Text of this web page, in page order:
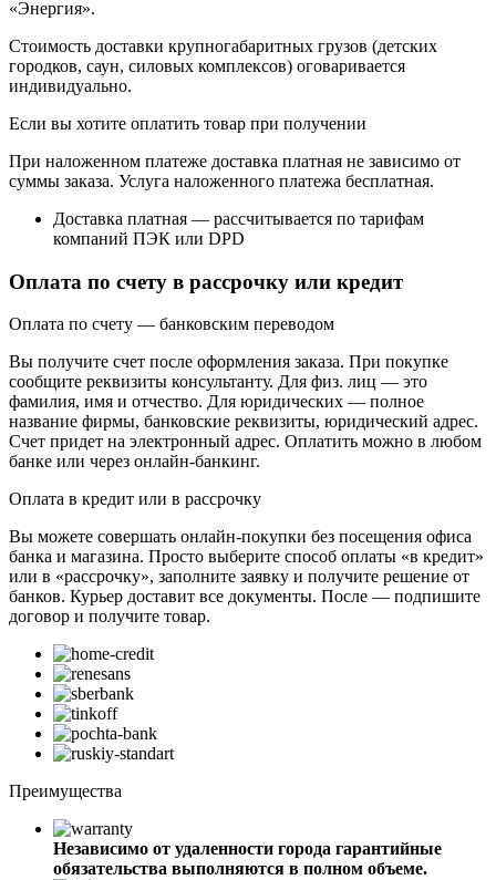
«Энергия».
Стоимость доставки крупногабаритных грузов (детских
городков, саун, силовых комплексов) оговаривается
индивидуально.
Если вы хотите оплатить товар при получении
При наложенном платеже доставка платная не зависимо от
суммы заказа. Услуга наложенного платежа бесплатная.
Доставка платная — рассчитывается по тарифам
компаний ПЭК или DPD
Оплата по счету в рассрочку или кредит
Оплата по счету — банковским переводом
Вы получите счет после оформления заказа. При покупке
сообщите реквизиты консультанту. Для физ. лиц — это
фамилия, имя и отчество. Для юридических — полное
название фирмы, банковские реквизиты, юридический адрес.
Счет придет на электронный адрес. Оплатить можно в любом
банке или через онлайн-банкинг.
Оплата в кредит или в рассрочку
Вы можете совершать онлайн-покупки без посещения офиса
банка и магазина. Просто выберите способ оплаты «в кредит»
или в «рассрочку», заполните заявку и получите решение от
банков. Курьер доставит все документы. После — подпишите
договор и получите товар.
Преимущества
Независимо от удаленности города гарантийные
обязательства выполняются в полном объеме.